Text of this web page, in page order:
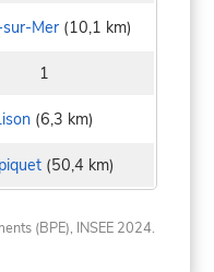
Mer(10,1 km)
1
(6,3 km)
(50,4 km)
(BPE), INSEE 2024.